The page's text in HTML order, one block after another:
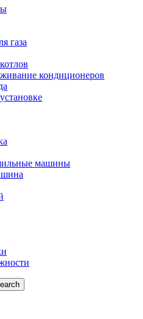
газа
кондиционеров
машины